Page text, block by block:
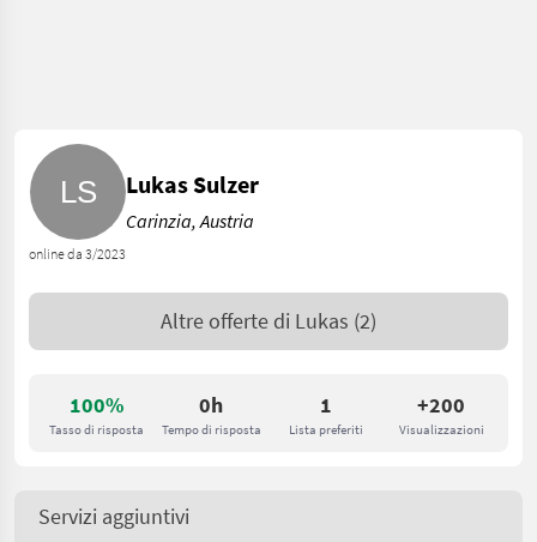
100%
Tasso di risposta
0h
Tempo di risposta
1
Lista preferiti
+200
Visualizzazioni
online da 3/2023
Lukas Sulzer
Carinzia, Austria
Altre offerte di Lukas (2)
Servizi aggiuntivi